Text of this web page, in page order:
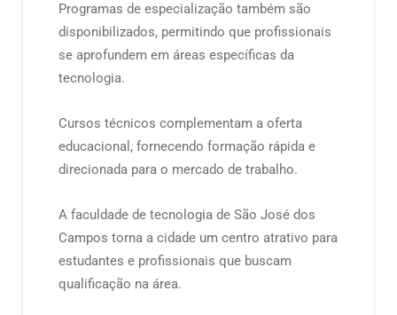
Programas de especialização também são
disponibilizados, permitindo que profissionais
se aprofundem em áreas específicas da
tecnologia.
Cursos técnicos complementam a oferta
educacional, fornecendo formação rápida e
direcionada para o mercado de trabalho.
A faculdade de tecnologia de São José dos
Campos torna a cidade um centro atrativo para
estudantes e profissionais que buscam
qualificação na área.